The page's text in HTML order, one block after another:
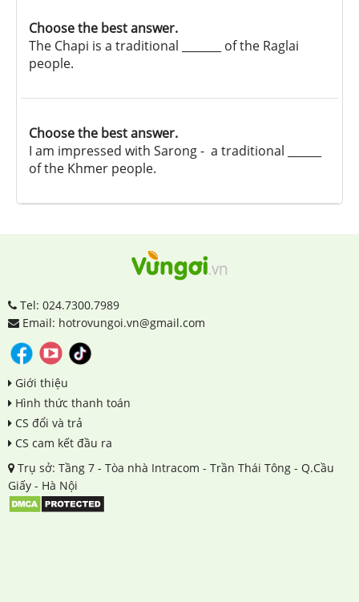
Choose the best answer.
The Chapi is a traditional _______ of the Raglai
people.
Choose the best answer.
I am impressed with Sarong - a traditional ______
of the Khmer people.
Tel: 024.7300.7989
Email: hotrovungoi.vn@gmail.com
Giới thiệu
Hình thức thanh toán
CS đổi và trả
CS cam kết đầu ra
Trụ sở: Tầng 7 - Tòa nhà Intracom - Trần Thái Tông - Q.Cầu
Giấy - Hà Nội